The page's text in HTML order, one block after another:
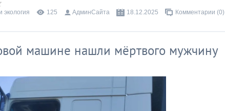
экология 125 АдминСайта 18.12.2025 Комментарии (0)
машине нашли мёртвого мужчину